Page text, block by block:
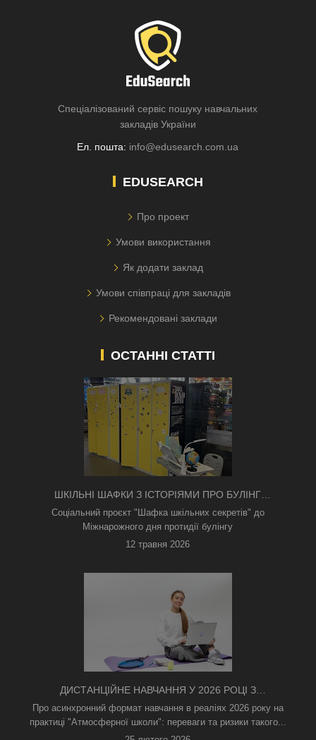
Спеціалізований сервіс пошуку навчальних
закладів України
Ел. пошта: info@edusearch.com.ua
EDUSEARCH
Про проект
Умови використання
Як додати заклад
Умови співпраці для закладів
Рекомендовані заклади
ОСТАННІ СТАТТІ
ШКІЛЬНІ ШАФКИ З ІСТОРІЯМИ ПРО БУЛІНГ
З'ЯВИЛИСЯ В КИЄВІ
Соціальний проєкт "Шафка шкільних секретів" до
Міжнарожного дня протидії булінгу
12 травня 2026
ДИСТАНЦІЙНЕ НАВЧАННЯ У 2026 РОЦІ З
ТРИВОГАМИ ТА БЕЗ СВІТЛА: ЯК АСИНХРОННИЙ
ФОРМАТ РЯТУЄ ОСВІТНІЙ ПРОЦЕС
Про асинхронний формат навчання в реаліях 2026 року на
практиці "Атмосферної школи": переваги та ризики такого...